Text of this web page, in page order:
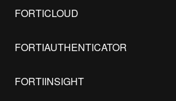
FORTICLOUD
FORTIAUTHENTICATOR
FORTIINSIGHT